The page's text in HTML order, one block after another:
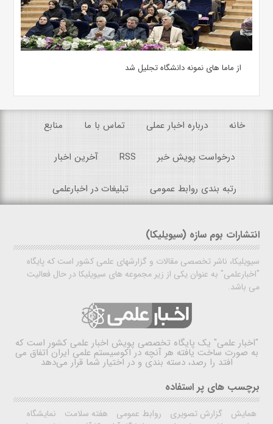
از ماما های نمونه دانشگاه تجلیل شد
خانه درباره اخبار عملی تماس با ما منابع
درخواست پویش خبر RSS آخرین اخبار
رتبه بندی روابط عمومی تبلیغات در اخبارعلمی
انتشارات بوم سازه (سیویلیکا)
سیویلیکا، ناشر تخصصی مقالات و گزارشهای علمی کشور است که پایگاه
"اخبارعلمی" به عنوان یکی از زیر مجموعه های سیویلیکا در حال فعالیت
می باشد.
"اخبار علمی" یک پایگاه تخصصی پویش اخبار علمی کشور است که
به صورت ساخت یافته هر آنچه در اکوسیستم علمی ایران اتفاق می
افتد را رصد، دسته بندی و در اختیار شما قرار می‌دهد
برچسب های پر استفاده
همایش گزارش تصویری روابط عمومی هفته سلامت
نمایشگاه